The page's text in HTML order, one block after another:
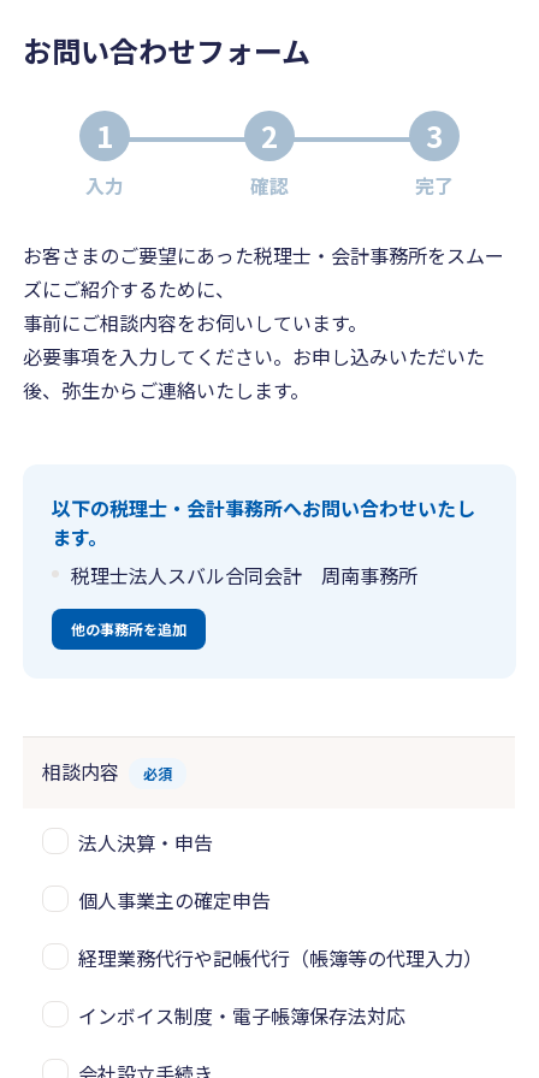
お問い合わせフォーム
1
入力
2
確認
3
完了
お客さまのご要望にあった税理士・会計事務所をスムー
ズにご紹介するために、
事前にご相談内容をお伺いしています。
必要事項を入力してください。お申し込みいただいた
後、弥生からご連絡いたします。
以下の税理士・会計事務所へお問い合わせいたし
ます。
税理士法人スバル合同会計 周南事務所
他の事務所を追加
相談内容 必須
法人決算・申告
個人事業主の確定申告
経理業務代行や記帳代行（帳簿等の代理入力）
インボイス制度・電子帳簿保存法対応